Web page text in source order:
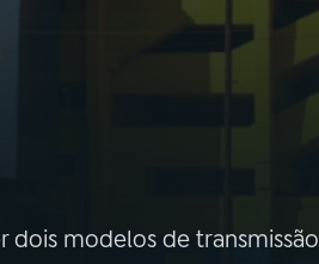
modelos de transmissão